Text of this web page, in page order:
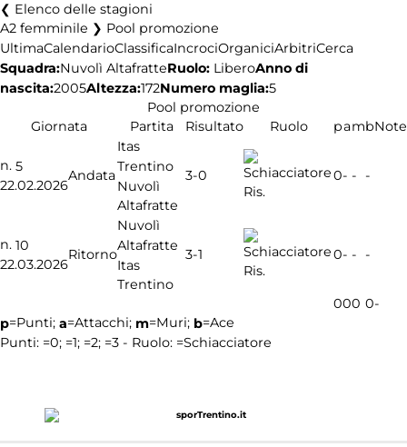
Elenco delle stagioni
A2 femminile ❯ Pool promozione
UltimaCalendarioClassificaIncrociOrganiciArbitriCerca
Squadra:Nuvolì AltafratteRuolo: LiberoAnno di
nascita:2005Altezza:172Numero maglia:5
Pool promozione
Giornata
Partita Risultato Ruolo pambNote
n. 5
22.02.2026
Andata
Itas
Trentino
Nuvolì
Altafratte
3-0
Ris.
0- - -
n. 10
22.03.2026
Ritorno
Nuvolì
Altafratte
Itas
Trentino
3-1
Ris.
0- - -
000 0-
p=Punti; a=Attacchi; m=Muri; b=Ace
Punti: =0; =1; =2; =3 - Ruolo: =Schiacciatore